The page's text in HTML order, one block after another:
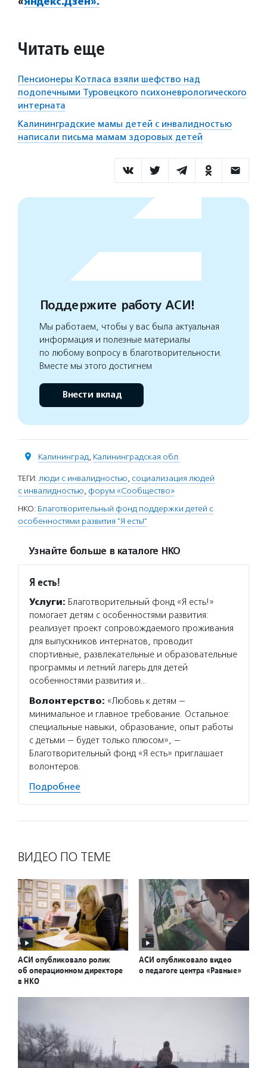
Читать еще
Пенсионеры Котласа взяли шефство над
подопечными Туровецкого психоневрологического
интерната
Калининградские мамы детей с инвалидностью
написали письма мамам здоровых детей
Поддержите работу АСИ!
Мы работаем, чтобы у вас была актуальная
информация и полезные материалы
по любому вопросу в благотворительности.
Вместе мы этого достигнем
Внести вклад
Калининград, Калининградская обл.
ТЕГИ: люди с инвалидностью, социализация людей
с инвалидностью, форум «Сообщество»
НКО: Благотворительный фонд поддержки детей с
особенностями развития "Я есть!"
Узнайте больше в каталоге НКО
Я есть!
Услуги: Благотворительный фонд «Я есть!»
помогает детям с особенностями развития:
реализует проект сопровождаемого проживания
для выпускников интернатов, проводит
спортивные, развлекательные и образовательные
программы и летний лагерь для детей
особенностями развития и…
Волонтерство: «Любовь к детям —
минимальное и главное требование. Остальное:
специальные навыки, образование, опыт работы
с детьми — будет только плюсом», —
Благотворительный фонд «Я есть» приглашает
волонтеров.
Подробнее
ВИДЕО ПО ТЕМЕ
АСИ опубликовало ролик
об операционном директоре
в НКО
АСИ опубликовало видео
о педагоге центра «Равные»